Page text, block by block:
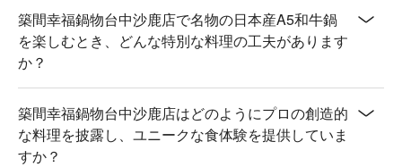
築間幸福鍋物台中沙鹿店で名物の日本産A5和牛鍋
を楽しむとき、どんな特別な料理の工夫があります
か？
築間幸福鍋物台中沙鹿店はどのようにプロの創造的
な料理を披露し、ユニークな食体験を提供していま
すか？